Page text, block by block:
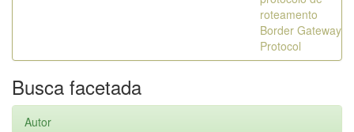
roteamento
Border Gateway
Protocol
Busca facetada
Autor